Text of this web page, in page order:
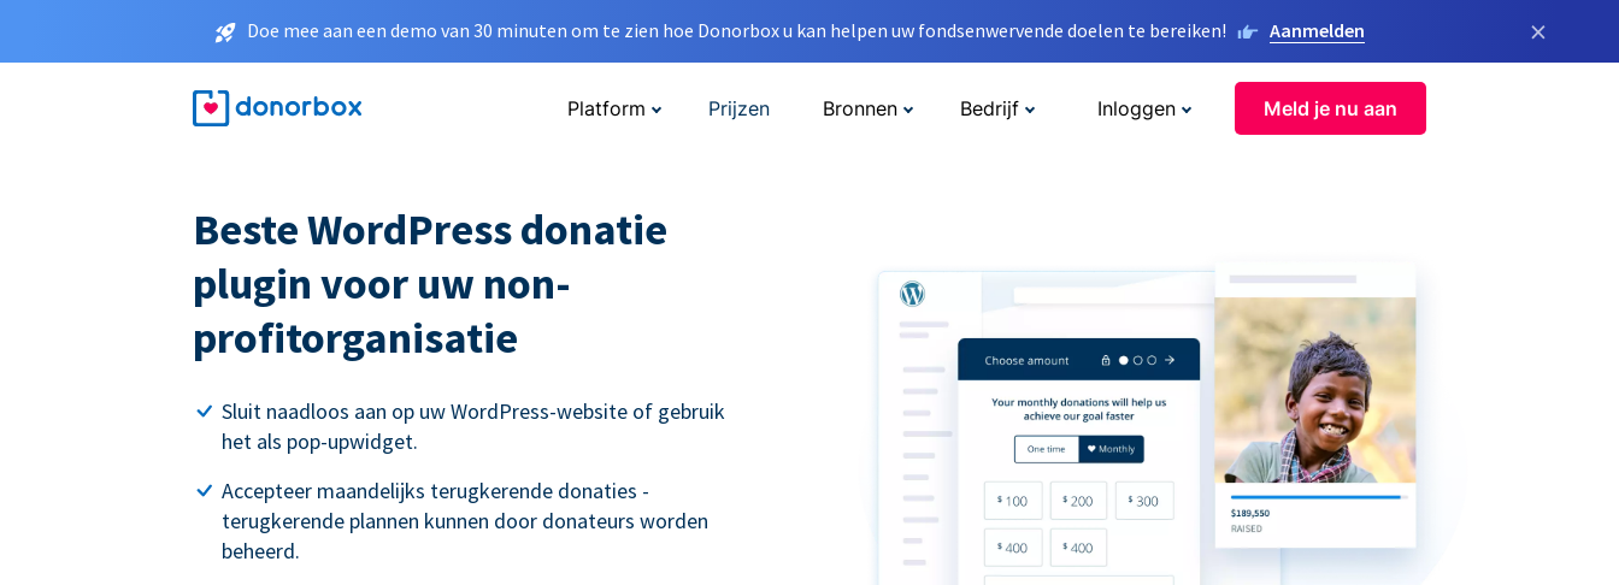
Doe mee aan een demo van 30 minuten om te zien hoe Donorbox u kan helpen uw fondsenwervende doelen te bereiken! Aanmelden ×
Platform Prijzen Bronnen Bedrijf Inloggen Meld je nu aan
Beste WordPress donatie
plugin voor uw non-
profitorganisatie
Sluit naadloos aan op uw WordPress-website of gebruik
het als pop-upwidget.
Accepteer maandelijks terugkerende donaties -
terugkerende plannen kunnen door donateurs worden
beheerd.